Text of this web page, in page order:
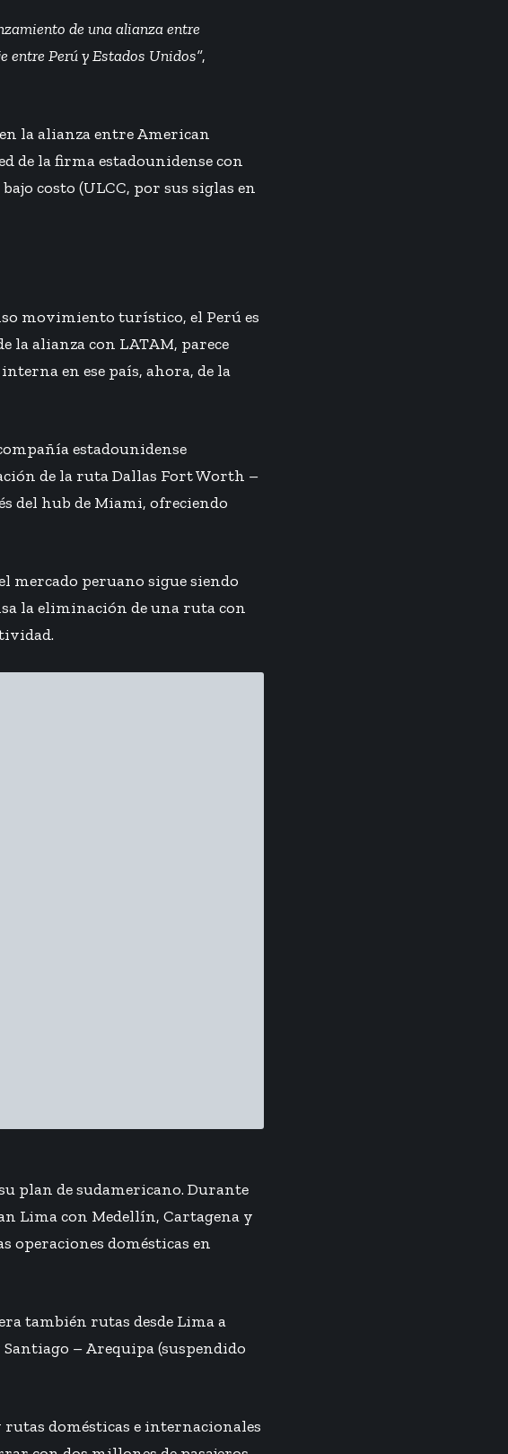
de una alianza entre
entre Perú y Estados Unidos”,
la alianza entre American
de la firma estadounidense con
costo (ULCC, por sus siglas en
movimiento turístico, el Perú es
la alianza con LATAM, parece
en ese país, ahora, de la
estadounidense
de la ruta Dallas Fort Worth –
del hub de Miami, ofreciendo
mercado peruano sigue siendo
la eliminación de una ruta con
plan de sudamericano. Durante
Lima con Medellín, Cartagena y
operaciones domésticas en
también rutas desde Lima a
– Arequipa (suspendido
rutas domésticas e internacionales